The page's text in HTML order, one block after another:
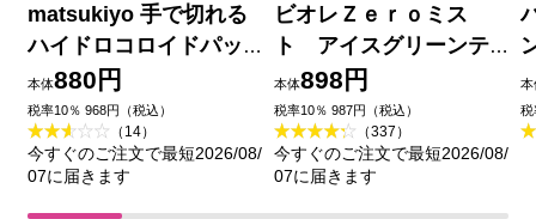
matsukiyo 手で切れる
ハイドロコロイドパッ
ド ２５ｍｍ×３ｍ巻
本体880円
税率10％ 968円（税込）
（14）
今すぐのご注文で最短2026/08/
07に届きます
ビオレＺｅｒｏミス
ト アイスグリーンテ
ィーの香り ６０ｍＬ 花
王
本体898円
税率10％ 987円（税込）
（337）
今すぐのご注文で最短2026/08/
07に届きます
本
税